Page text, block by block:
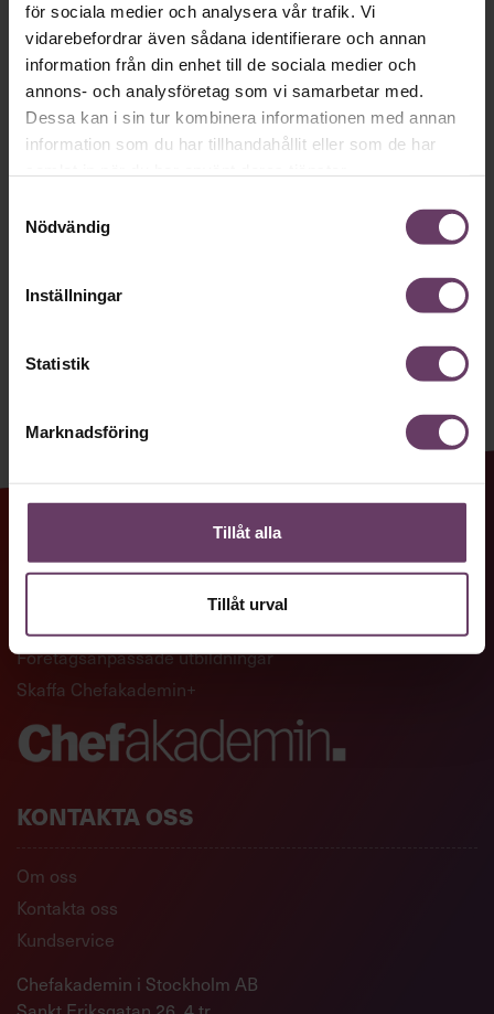
för sociala medier och analysera vår trafik. Vi
vidarebefordrar även sådana identifierare och annan
information från din enhet till de sociala medier och
annons- och analysföretag som vi samarbetar med.
Dessa kan i sin tur kombinera informationen med annan
information som du har tillhandahållit eller som de har
Nödvändig
Inställningar
Statistik
Marknadsföring
Tillåt alla
Tillåt urval
Håll dig uppdaterad med våra
nyhetsbrev!
Våra populära nyhetsbrev samlar varje
vecka det bästa från Chef och
Chefakademin. Ledarskapsnytta och
inspiration för dig som är chef, ledare
och/eller HR. Missa inget – börja
prenumerera idag! Det är helt kostnadsfritt.
Företagsanpassade utbildningar
Skaffa Chefakademin+
KONTAKTA OSS
Om oss
Kontakta oss
Kundservice
Chefakademin i Stockholm AB